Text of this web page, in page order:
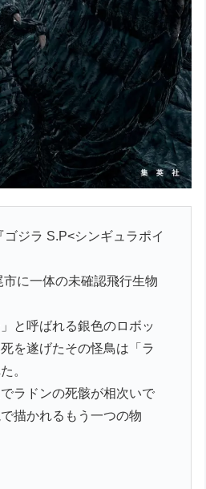
ジラ S.P<シンギュラポイ
に一体の未確認飛行生物
と呼ばれる銀色のロボッ
を遂げたその怪鳥は「ラ
。
ラドンの死骸が相次いで
描かれるもう一つの物